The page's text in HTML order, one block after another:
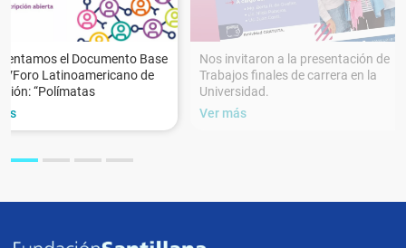
el Documento Base
Latinoamericano de
“Polímatas
Nos invitaron a la presentación de
Trabajos finales de carrera en la
Universidad.
Ver más